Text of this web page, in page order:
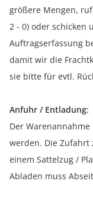
größere Mengen,
2 - 0) oder schicken
Auftragserfassung
damit wir die
sie bitte für evtl.
Anfuhr / Entladung:
Der
werden. Die Zufahrt
einem Sattelzug /
Abladen muss